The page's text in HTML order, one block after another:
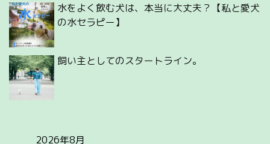
水をよく飲む犬は、本当に大丈夫？【私と愛犬
の水セラピー】
飼い主としてのスタートライン。
2026年8月